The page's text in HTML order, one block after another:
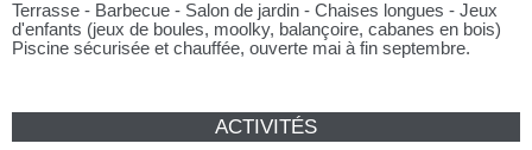
Terrasse - Barbecue - Salon de jardin - Chaises longues - Jeux
d'enfants (jeux de boules, moolky, balançoire, cabanes en bois)
Piscine sécurisée et chauffée, ouverte mai à fin septembre.
ACTIVITÉS